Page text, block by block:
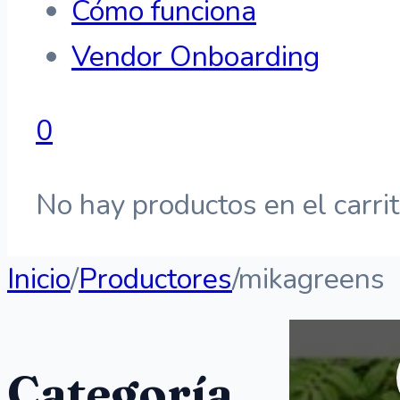
Cómo funciona
Vendor Onboarding
0
No hay productos en el
Inicio/Productores/mikagreens